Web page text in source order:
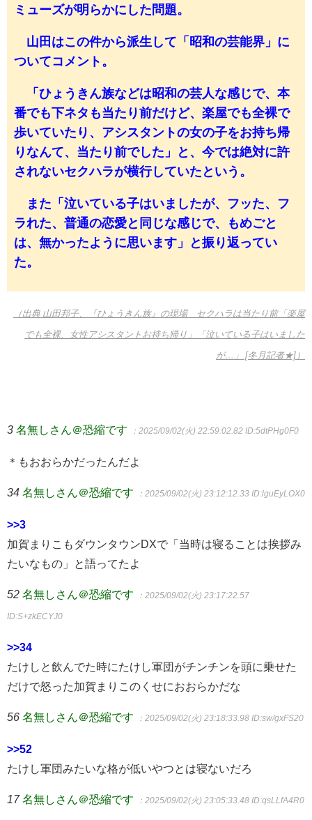
ミューズが明らかにした問題。
山田はこの件から派生して「昭和の芸能界」に
ついてコメント。
「ひょうきん族などは昭和の芸人な感じで、本
番でも下ネタも当たり前だけど、楽屋でも全裸で
歩いていたり、アシスタントの女の子をお持ち帰
りなんて、当たり前でした」と、今では絶対に許
されないセクハラが横行していたという。
また「泣いている子はいましたが、フッた、フ
ラれた、普通の恋愛と同じな感じで、もめごと
は、無かったように思います」と振り返ってい
た。
（出典 山田邦子、『ひょうきん族』の現場 セクハラは当たり前「楽屋
でも全裸、女性アシスタントお持ち帰り」「泣いている子はいました
が…」 [冬月記者★]）
3 名無しさん＠恐縮です ：2025/09/02(火) 22:59:02.82 ID:5dtPHg0F0
＊もおおらかだったんだよ
34 名無しさん＠恐縮です ：2025/09/02(火) 23:12:12.33 ID:lguEyLOX0
>>3
加賀まりこもダウンタウンDXで「当時は寝ることは挨拶み
たいなもの」と語ってたよ
52 名無しさん＠恐縮です ：2025/09/02(火) 23:17:22.57
ID:S+zkECYJ0
>>34
たけしと飲んでた時にたけし軍団がチンチンを頭に乗せた
だけで怒った加賀まりこのくせにおおらかだな
56 名無しさん＠恐縮です ：2025/09/02(火) 23:18:33.98 ID:sw/gxFS20
>>52
たけし軍団みたいな格が低いやつとは寝ないだろ
17 名無しさん＠恐縮です ：2025/09/02(火) 23:05:33.48 ID:qsLLfA4R0